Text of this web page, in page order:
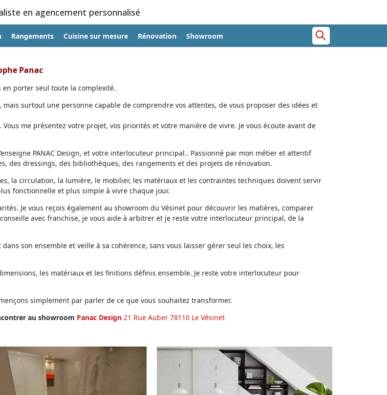
en agencement personnalisé
Rangements Cuisine sur mesure Rénovation Showroom
Panac
en porter seul toute la complexité.
surtout une personne capable de comprendre vos attentes, de vous proposer des idées et
me présentez votre projet, vos priorités et votre manière de vivre. Je vous écoute avant de
PANAC Design, et votre interlocuteur principal.. Passionné par mon métier et attentif
des dressings, des bibliothèques, des rangements et des projets de rénovation.
la circulation, la lumière, le mobilier, les matériaux et les contraintes techniques doivent servir
fonctionnelle et plus simple à vivre chaque jour.
Je vous reçois également au showroom du Vésinet pour découvrir les matières, comparer
avec franchise, je vous aide à arbitrer et je reste votre interlocuteur principal, de la
son ensemble et veille à sa cohérence, sans vous laisser gérer seul les choix, les
les matériaux et les finitions définis ensemble. Je reste votre interlocuteur pour
simplement par parler de ce que vous souhaitez transformer.
au showroom Panac Design 21 Rue Auber 78110 Le Vésinet